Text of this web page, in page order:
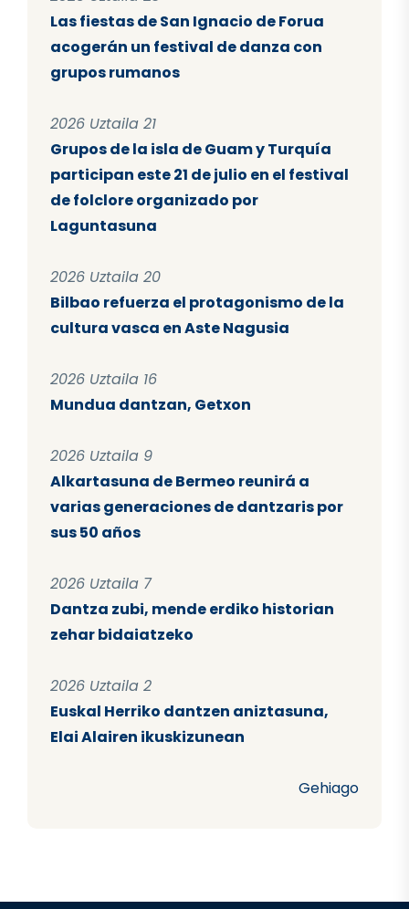
Las fiestas de San Ignacio de Forua
acogerán un festival de danza con
grupos rumanos
2026 Uztaila 21
Grupos de la isla de Guam y Turquía
participan este 21 de julio en el festival
de folclore organizado por
Laguntasuna
2026 Uztaila 20
Bilbao refuerza el protagonismo de la
cultura vasca en Aste Nagusia
2026 Uztaila 16
Mundua dantzan, Getxon
2026 Uztaila 9
Alkartasuna de Bermeo reunirá a
varias generaciones de dantzaris por
sus 50 años
2026 Uztaila 7
Dantza zubi, mende erdiko historian
zehar bidaiatzeko
2026 Uztaila 2
Euskal Herriko dantzen aniztasuna,
Elai Alairen ikuskizunean
Gehiago